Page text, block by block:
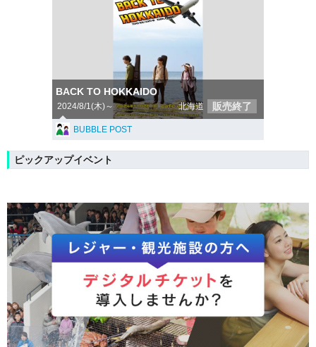
BACK TO HOKKAIDO
2024/8/1(木)～ 北海道 販売終了
BUBBLE POST
ピックアップイベント